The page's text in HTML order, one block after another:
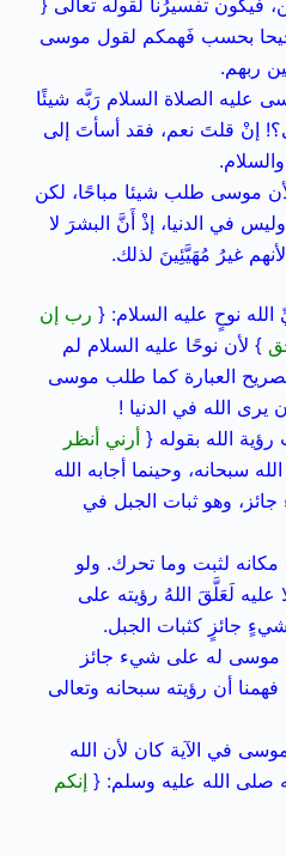
فيكون تفسيرُنا لقوله تعالى {
بحسب فَهمكم لقول موسى
ربهم.
الصلاة السلام رَبَّه شيئًا
إنْ قلتَ نعم، فقد أسأتَ إلى
موسى طلب شيئا مباحًا، لكن
في الدنيا، إذْ أَنَّ البشرَ لا
غيرُ مُهَيَّئِينَ لذلك.
نوحٍ عليه السلام: {رب إن
} لأن نوحًا عليه السلام لم
العبارة كما طلب موسى
يرى الله في الدنيا !
الله بقوله {أرني أنظر
سبحانه، وحينما أجابه الله
وهو ثبات الجبل في
مكانه لثبت وما تحرك. ولو
عليه لَعَلَّقَ اللهُ رؤيته على
جائزٍ كثبات الجبل.
موسى له على شيء جائز
أن رؤيته سبحانه وتعالى
في الآية كان لأن الله
صلى الله عليه وسلم: { إنكم